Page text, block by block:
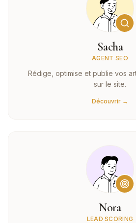
Sacha
AGENT SEO
Rédige, optimise et publie vos
sur le site.
Découvrir →
Nora
LEAD SCORING